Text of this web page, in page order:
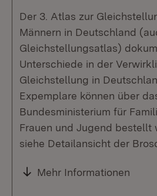
Der 3. Atlas zur
Männern in Deutschland
Gleichstellungsatlas)
Unterschiede in der
Gleichstellung in
Expemplare können über
Bundesministerium für
Frauen und Jugend bestellt
siehe Detailansicht der
Mehr Informationen